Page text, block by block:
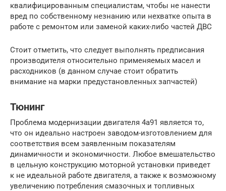
квалифицированным специалистам, чтобы не нанести
вред по собственному незнанию или нехватке опыта в
работе с ремонтом или заменой каких-либо частей ДВС
Стоит отметить, что следует выполнять предписания
производителя относительно применяемых масел и
расходников (в данном случае стоит обратить
внимание на марки предустановленных запчастей)
Тюнинг
Проблема модернизации двигателя 4a91 является то,
что он идеально настроен заводом-изготовлением для
соответствия всем заявленным показателям
динамичности и экономичности. Любое вмешательство
в цельную конструкцию моторной установки приведет
к не идеальной работе двигателя, а также к возможному
увеличению потребления смазочных и топливных